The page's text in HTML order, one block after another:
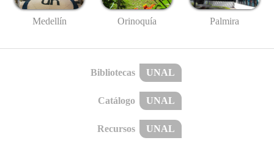
Medellín Orinoquía Palmira
Bibliotecas UNAL
Catálogo UNAL
Recursos UNAL